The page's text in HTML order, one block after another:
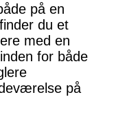
på en
du et
med en
for både
på